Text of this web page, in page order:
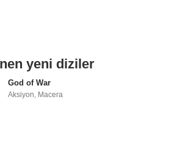
yeni diziler
God of War
Aksiyon, Macera